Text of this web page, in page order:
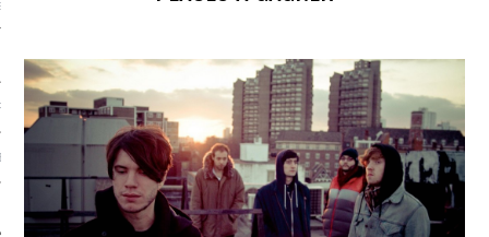
GROUPES DU LOCAL